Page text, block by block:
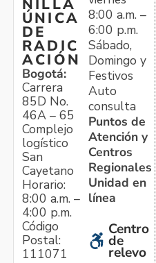
NILLA
ÚNICA
DE
RADIC
ACIÓN
Bogotá:
Carrera
85D No.
46A – 65
Complejo
logístico
San
Cayetano
Horario:
8:00 a.m. –
4:00 p.m.
Código
Postal:
111071
8:00 a.m. –
6:00 p.m.
Sábado,
Domingo y
Festivos
Auto
consulta
Puntos de
Atención y
Centros
Regionales
Unidad en
línea
Centro
de
relevo